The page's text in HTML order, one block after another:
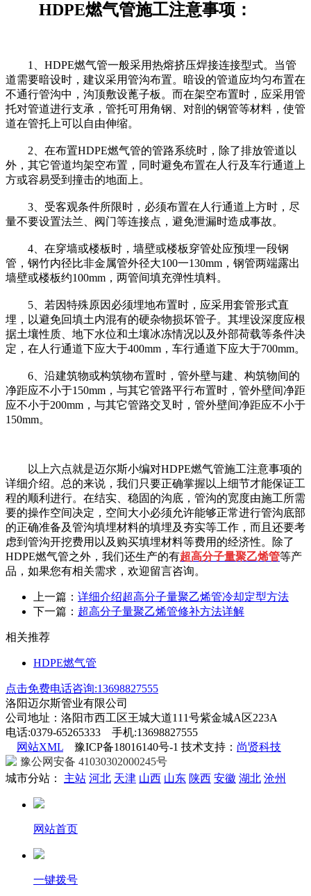
HDPE燃气管施工注意事项：
1、HDPE燃气管一般采用热熔挤压焊接连接型式。当管
道需要暗设时，建议采用管沟布置。暗设的管道应均匀布置在
不通行管沟中，沟顶敷设蓖子板。而在架空布置时，应采用管
托对管道进行支承，管托可用角钢、对剖的钢管等材料，使管
道在管托上可以自由伸缩。
2、在布置HDPE燃气管的管路系统时，除了排放管道以
外，其它管道均架空布置，同时避免布置在人行及车行通道上
方或容易受到撞击的地面上。
3、受客观条件所限时，必须布置在人行通道上方时，尽
量不要设置法兰、阀门等连接点，避免泄漏时造成事故。
4、在穿墙或楼板时，墙壁或楼板穿管处应预埋一段钢
管，钢竹内径比非金属管外径大100一130mm，钢管两端露出
墙壁或楼板约100mm，两管间填充弹性填料。
5、若因特殊原因必须埋地布置时，应采用套管形式直
埋，以避免回填土内混有的硬杂物损坏管子。其埋设深度应根
据土壤性质、地下水位和土壤冰冻情况以及外部荷载等条件决
定，在人行通道下应大于400mm，车行通道下应大于700mm。
6、沿建筑物或构筑物布置时，管外壁与建、构筑物间的
净距应不小于150mm，与其它管路平行布置时，管外壁间净距
应不小于200mm，与其它管路交叉时，管外壁间净距应不小于
150mm。
以上六点就是迈尔斯小编对HDPE燃气管施工注意事项的
详细介绍。总的来说，我们只要正确掌握以上细节才能保证工
程的顺利进行。在结实、稳固的沟底，管沟的宽度由施工所需
要的操作空间决定，空间大小必须允许能够正常进行管沟底部
的正确准备及管沟填埋材料的填埋及夯实等工作，而且还要考
虑到管沟开挖费用以及购买填埋材料等费用的经济性。除了
HDPE燃气管之外，我们还生产的有超高分子量聚乙烯管等产
品，如果您有相关需求，欢迎留言咨询。
上一篇： 详细介绍超高分子量聚乙烯管冷却定型方法
下一篇： 超高分子量聚乙烯管修补方法详解
相关推荐
HDPE燃气管
点击免费电话咨询:13698827555
洛阳迈尔斯管业有限公司
公司地址：洛阳市西工区王城大道111号紫金城A区223A
电话:0379-65265333 手机:13698827555
网站XML 豫ICP备18016140号-1 技术支持： 尚贤科技
豫公网安备 41030302000245号
城市分站：
主站 河北 天津 山西 山东 陕西 安徽 湖北 沧州
网站首页
一键拨号